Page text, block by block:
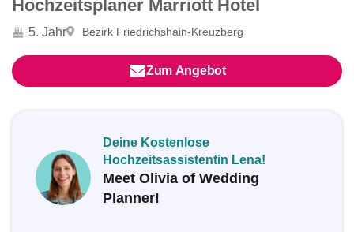
Hochzeitsplaner Marriott Hotel
5. Jahr Bezirk Friedrichshain-Kreuzberg
Zum Angebot
Deine Kostenlose
Hochzeitsassistentin Lena!
Meet Olivia of Wedding
Planner!